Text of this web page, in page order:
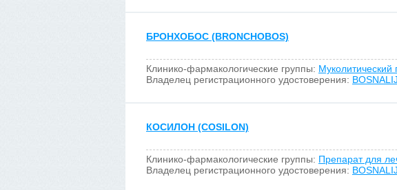
БРОНХОБОС (BRONCHOBOS)
Клинико-фармакологические группы: Муколитический
Владелец регистрационного удостоверения:
КОСИЛОН (COSILON)
Клинико-фармакологические группы: Препарат для
Владелец регистрационного удостоверения: